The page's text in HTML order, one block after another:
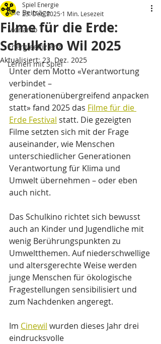
Alle Beiträge
Monamo
Energieeffizienz
Lernen mit Spiel
Filme für die Erde:
Schulkino Wil 2025
Spiel Energie
23. Dez. 2025 1 Min. Lesezeit
Aktualisiert:23. Dez. 2025
Unter dem Motto «Verantwortung
verbindet –
generationenübergreifend anpacken
statt» fand 2025 das Filme für die
Erde Festival statt. Die gezeigten
Filme setzten sich mit der Frage
auseinander, wie Menschen
unterschiedlicher Generationen
Verantwortung für Klima und
Umwelt übernehmen – oder eben
auch nicht.
Das Schulkino richtet sich bewusst
auch an Kinder und Jugendliche mit
wenig Berührungspunkten zu
Umweltthemen. Auf niederschwellige
und altersgerechte Weise werden
junge Menschen für ökologische
Fragestellungen sensibilisiert und
zum Nachdenken angeregt.
Im Cinewil wurden dieses Jahr drei
eindrucksvolle